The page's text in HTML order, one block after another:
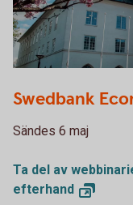
Swedbank
Sändes 6 maj
Ta del av
efterhand